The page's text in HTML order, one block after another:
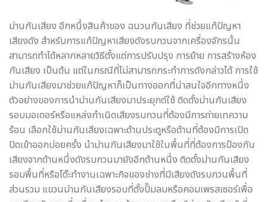
ม่านกันเสียง อีกหนึ่งสินค้าของ ฉนวนกันเสียง ที่ช่วยแก้ปัญหา
เสียงดัง สำหรับการแก้ปัญหาเสียงดังรบกวนจากเครื่องจักรนั้น
สามารถทำได้หลากหลายวิธีตั้งแต่การปรับปรุง การย้าย การสร้างห้อง
กันเสียง เป็นต้น แต่ในกรณีที่ไม่สามารถกระทำการดังกล่าวได้ การใช้
ม่านกันเสียงมาช่วยแก้ปัญหาก็เป็นทางออกที่น่าสนใจอีกทางหนึ่ง
ตัวอย่างของการนำม่านกันเสียงมาประยุกต์ใช้ ติดตั้งม่านกันเสียง
รอบมอเตอร์หรือแหล่งกำเนิดเสียงรบกวนที่ต้องมีการถ่ายเทความ
ร้อน เลือกใช้ม่านกันเสียงเฉพาะด้านประตูหรือด้านที่ต้องมีการเปิด
ปิดเข้าออกบ่อยครั้ง นำม่านกันเสียงมาใช้ในพื้นที่ที่ต้องการป้องกัน
เสียงจากด้านหนึ่งดังรบกวนมายังอีกด้านหนึ่ง ติดตั้งม่านกันเสียง
รอบพื้นที่หรือโต๊ะทำงานเฉพาะกิจของช่างที่มีเสียงดังรบกวนพื้นที่
ส่วนรวม แขวนม่านกันเสียงรอบที่ตั้งปั๊มลมหรือคอมเพรสเซอร์เพื่อ